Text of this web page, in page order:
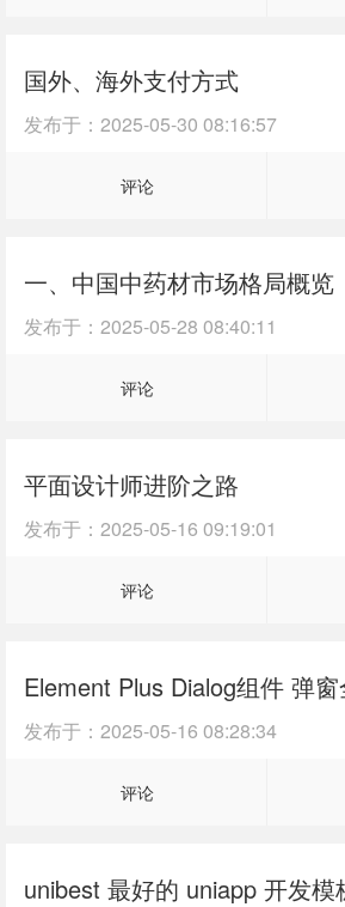
国外、海外支付方式
发布于： 2025-05-30 08:16:57
评论
一、中国中药材市场格局概览
发布于： 2025-05-28 08:40:11
评论
平面设计师进阶之路
发布于： 2025-05-16 09:19:01
评论
Element Plus Dialog组件 弹
发布于： 2025-05-16 08:28:34
评论
unibest 最好的 uniapp 开发模